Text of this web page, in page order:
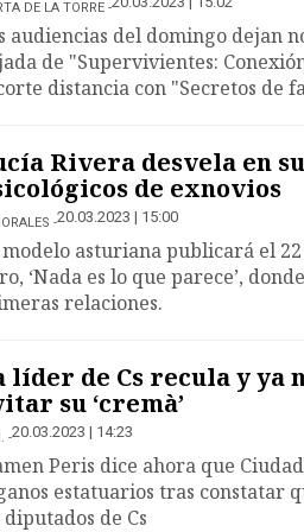
DE LA TORRE
audiencias del domingo dejan
de "Supervivientes:
distancia con "Secretos de
Rivera desvela en
de exnovios
20.03.2023 | 15:00
asturiana publicará el
‘Nada es lo que parece’,
relaciones.
líder de Cs recula y ya
su ‘cremà’
20.03.2023 | 14:23
Peris dice ahora que
estatuarios tras constatar
diputados de Cs